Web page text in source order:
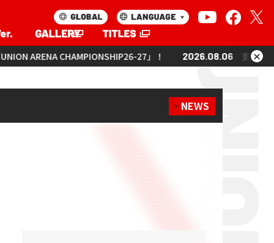
27」！ 2026.08.06 更新「UNION ARENA
×
NEWS